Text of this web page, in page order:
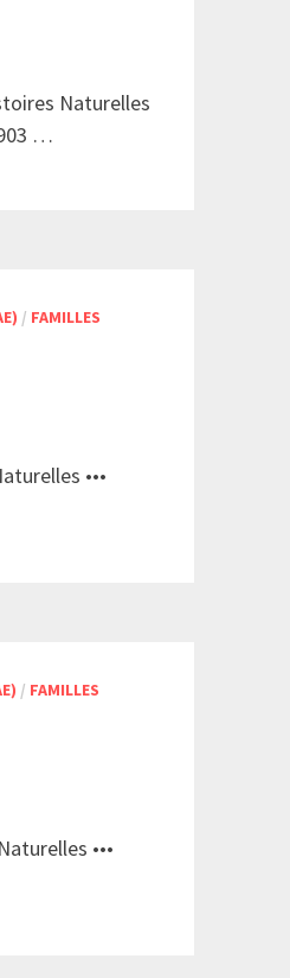
Naturelles
…
/ FAMILLES
•••
/ FAMILLES
•••